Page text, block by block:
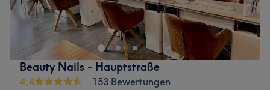
Salon The She Beauty Lounge alles, was du für deine
Schönheit brauchst. Egal ob Maniküre, Pediküre,
Nagelreparatur, Wimpernverlängerungen oder
Permanent Make-Up, hier kannst du dich entspannt
zurücklehnen und genießen!
Beauty Nails - Hauptstraße
4,4
153 Bewertungen